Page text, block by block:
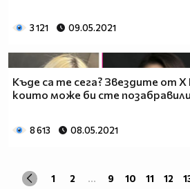
3 121 09.05.2021
Къде са те сега? Звездите от X
които може би сте позабравили
8 613 08.05.2021
1 2 ... 9 10 11 12